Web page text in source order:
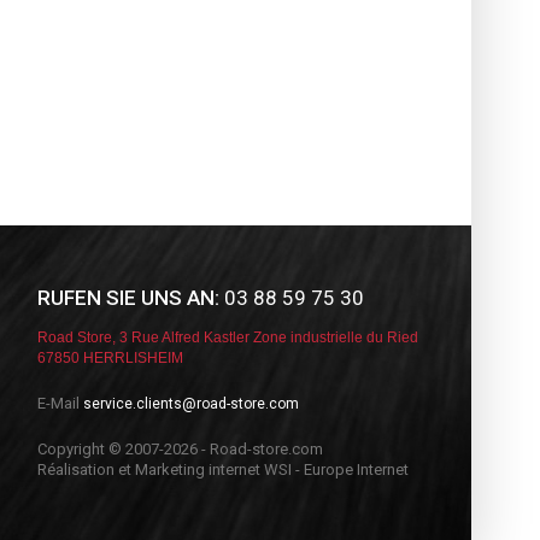
RUFEN SIE UNS AN: 03 88 59 75 30
Road Store, 3 Rue Alfred Kastler Zone industrielle du Ried
67850 HERRLISHEIM
E-Mail service.clients@road-store.com
Copyright © 2007-2026 - Road-store.com
Réalisation et Marketing internet WSI - Europe Internet